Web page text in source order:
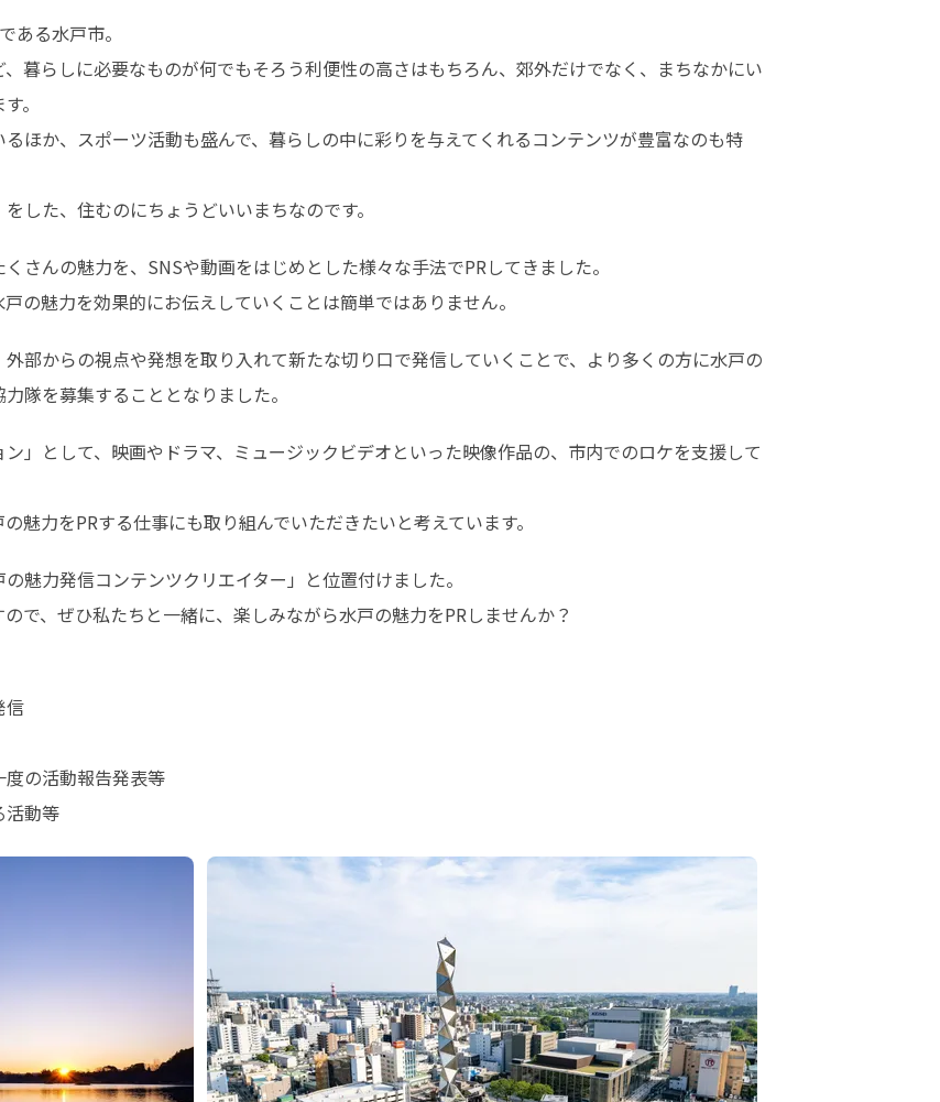
ある水戸市。
暮らしに必要なものが何でもそろう利便性の高さはもちろん、郊外だけでなく、まちなかにい
。
ほか、スポーツ活動も盛んで、暮らしの中に彩りを与えてくれるコンテンツが豊富なのも特
した、住むのにちょうどいいまちなのです。
さんの魅力を、SNSや動画をはじめとした様々な手法でPRしてきました。
の魅力を効果的にお伝えしていくことは簡単ではありません。
部からの視点や発想を取り入れて新たな切り口で発信していくことで、より多くの方に水戸の
隊を募集することとなりました。
」として、映画やドラマ、ミュージックビデオといった映像作品の、市内でのロケを支援して
魅力をPRする仕事にも取り組んでいただきたいと考えています。
魅力発信コンテンツクリエイター」と位置付けました。
で、ぜひ私たちと一緒に、楽しみながら水戸の魅力をPRしませんか？
信
の活動報告発表等
活動等